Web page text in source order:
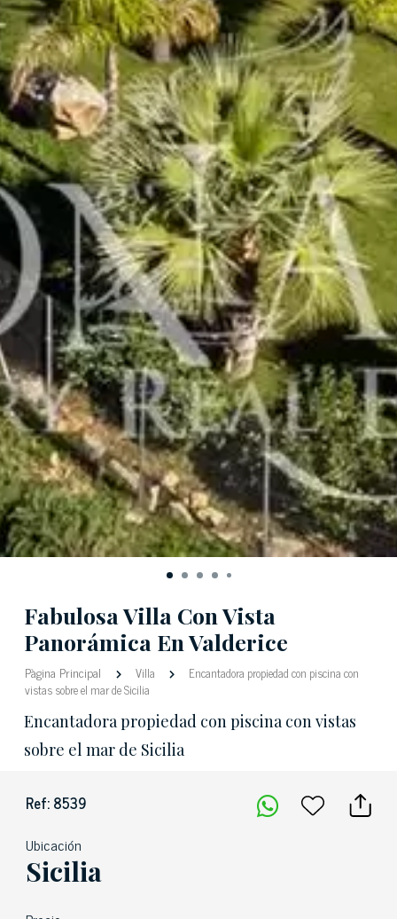
Fabulosa Villa Con Vista
Panorámica En Valderice
Pàgina Principal Villa
Encantadora propiedad con piscina con
vistas sobre el mar de Sicilia
Encantadora propiedad con piscina con vistas
sobre el mar de Sicilia
Ref: 8539
Ubicación
Sicilia